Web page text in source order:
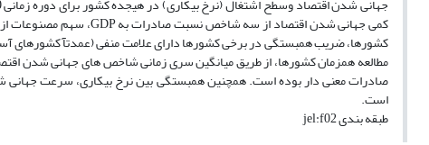
کشورها، ضریب همبستگی در برخی کشورها دارای علامت منفی (عمدتآ کشورهای
مطالعه همزمان کشورها، از طریق میانگین سری زمانی شاخص های جهانی شدن
صادرات معنی دار بوده است. همچنین همبستگی بین نرخ بیکاری، سرعت
است.
طبقه بندی jel:f02